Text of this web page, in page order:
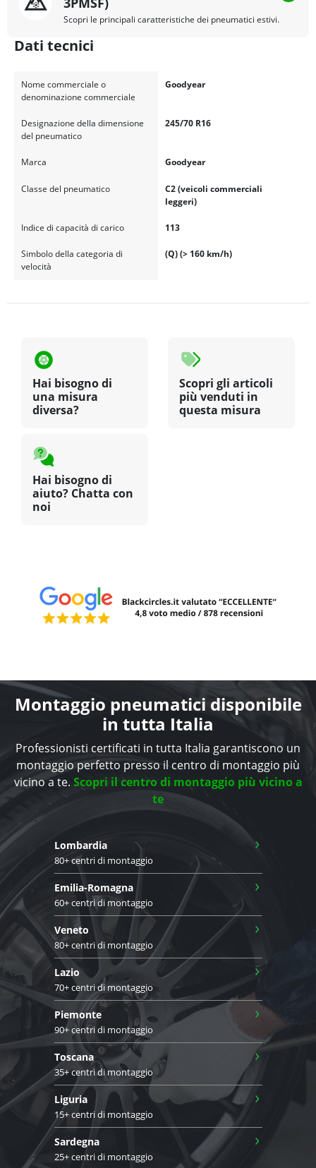
Scopri le principali caratteristiche dei pneumatici estivi.
Dati tecnici
Nome commerciale o
denominazione commerciale
Goodyear
Designazione della dimensione
del pneumatico
245/70 R16
Marca Goodyear
Classe del pneumatico
C2 (veicoli commerciali
leggeri)
Indice di capacità di carico 113
Simbolo della categoria di
velocità
(Q) (> 160 km/h)
Hai bisogno di
una misura
diversa?
Scopri gli articoli
più venduti in
questa misura
Hai bisogno di
aiuto? Chatta con
noi
Montaggio pneumatici disponibile
in tutta Italia
Professionisti certificati in tutta Italia garantiscono un
montaggio perfetto presso il centro di montaggio più
vicino a te. Scopri il centro di montaggio più vicino a
te
Lombardia
80+ centri di montaggio
›
Emilia-Romagna
60+ centri di montaggio
›
Veneto
80+ centri di montaggio
›
Lazio
70+ centri di montaggio
›
Piemonte
90+ centri di montaggio
›
Toscana
35+ centri di montaggio
›
Liguria
15+ centri di montaggio
›
Sardegna
25+ centri di montaggio
›